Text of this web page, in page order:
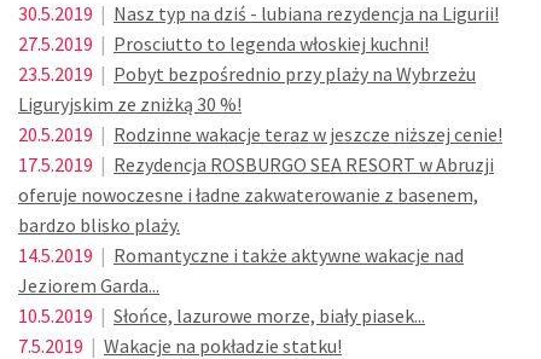
30.5.2019 | Nasz typ na dziś - lubiana rezydencja na Ligurii!
27.5.2019 | Prosciutto to legenda włoskiej kuchni!
23.5.2019 | Pobyt bezpośrednio przy plaży na Wybrzeżu
Liguryjskim ze zniżką 30 %!
20.5.2019 | Rodzinne wakacje teraz w jeszcze niższej cenie!
17.5.2019 | Rezydencja ROSBURGO SEA RESORT w Abruzji
oferuje nowoczesne i ładne zakwaterowanie z basenem,
bardzo blisko plaży.
14.5.2019 | Romantyczne i także aktywne wakacje nad
Jeziorem Garda...
10.5.2019 | Słońce, lazurowe morze, biały piasek...
7.5.2019 | Wakacje na pokładzie statku!